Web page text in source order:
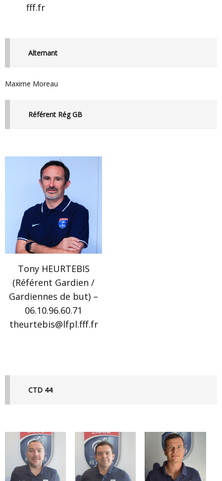
fff.fr
Alternant
Maxime Moreau
Référent Rég GB
Tony HEURTEBIS
(Référent Gardien /
Gardiennes de but) –
06.10.96.60.71
theurtebis@lfpl.fff.fr
CTD 44